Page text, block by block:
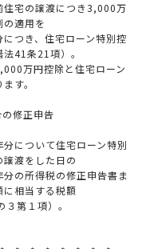
住宅の譲渡につき3,000万
適用を
つき、住宅ローン特別控
41条21項）。
万円控除と住宅ローン
す。
修正申告
分について住宅ローン特別
渡をした日の
の所得税の修正申告書ま
相当する税額
第１項）。